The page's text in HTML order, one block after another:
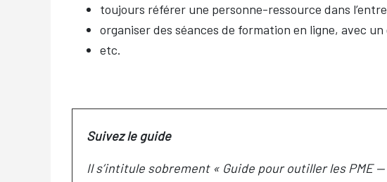
toujours référer une personne-ressource dans
organiser des séances de formation en ligne, avec
etc.
Suivez le guide
Il s’intitule sobrement « Guide pour outiller les PME